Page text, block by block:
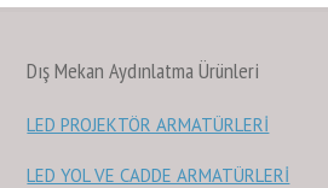
Dış Mekan Aydınlatma Ürünleri
LED PROJEKTÖR ARMATÜRLERİ
LED YOL VE CADDE ARMATÜRLERİ